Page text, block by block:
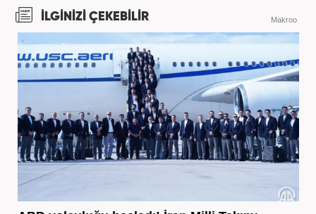
İLGİNİZİ ÇEKEBİLİR Makroo